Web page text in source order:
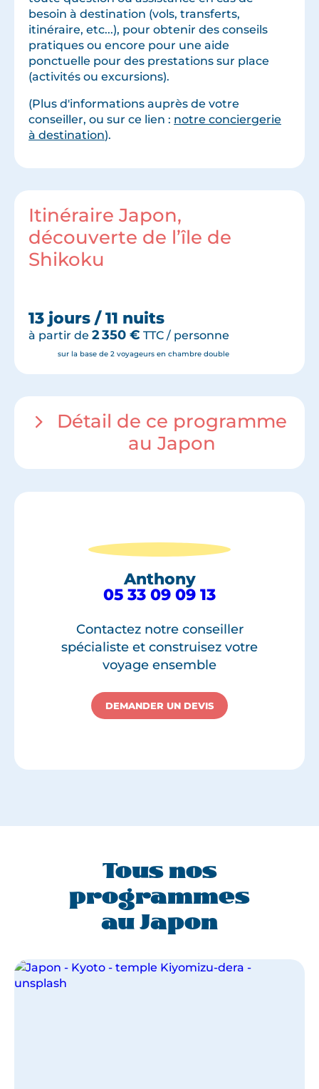
besoin à destination (vols, transferts,
itinéraire, etc...), pour obtenir des conseils
pratiques ou encore pour une aide
ponctuelle pour des prestations sur place
(activités ou excursions).
(Plus d'informations auprès de votre
conseiller, ou sur ce lien : notre conciergerie
à destination).
Itinéraire Japon,
découverte de l’île de
Shikoku
13 jours / 11 nuits
à partir de 2 350 € TTC / personne
sur la base de 2 voyageurs en chambre double
Détail de ce programme
au Japon
Anthony
05 33 09 09 13
Contactez notre conseiller
spécialiste et construisez votre
voyage ensemble
DEMANDER UN DEVIS
Tous nos
programmes
au Japon